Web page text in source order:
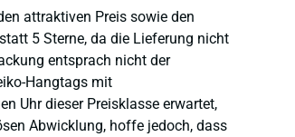
attraktiven Preis sowie den
5 Sterne, da die Lieferung nicht
entsprach nicht der
Hangtags mit
Uhr dieser Preisklasse erwartet,
Abwicklung, hoffe jedoch, dass